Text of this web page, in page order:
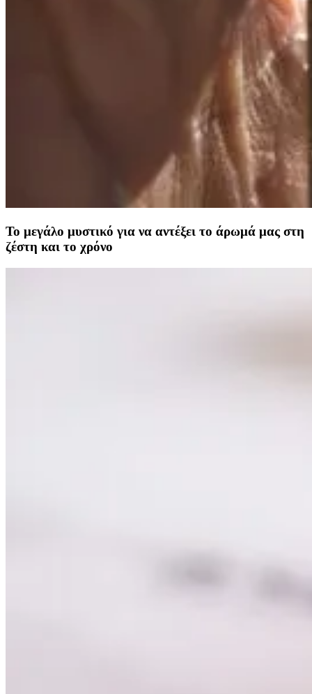
Το μεγάλο μυστικό για να αντέξει το άρωμά μας στη
ζέστη και το χρόνο